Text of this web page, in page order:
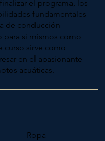
el programa, los
fundamentales
de conducción
para sí mismos como
curso sirve como
en el apasionante
acuáticas.
Ropa